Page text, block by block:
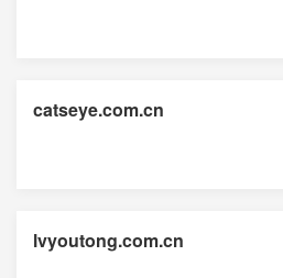
catseye.com.cn
lvyoutong.com.cn